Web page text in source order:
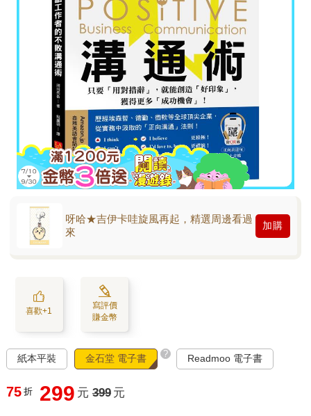
呀哈★吉伊卡哇旋風再起，精選周邊看過
來
加購
喜歡+1
寫評價
賺金幣
紙本平裝 金石堂 電子書 ? Readmoo 電子書
75 折 299 元 399 元